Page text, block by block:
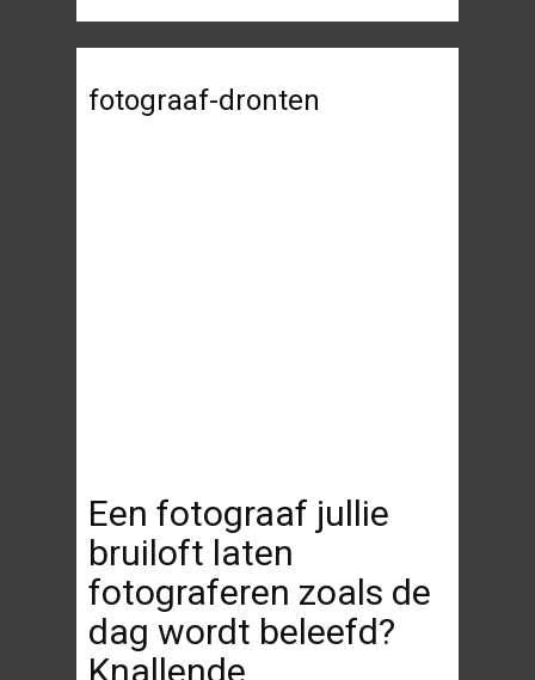
fotograaf-dronten
Een fotograaf jullie
bruiloft laten
fotograferen zoals de
dag wordt beleefd?
Knallende